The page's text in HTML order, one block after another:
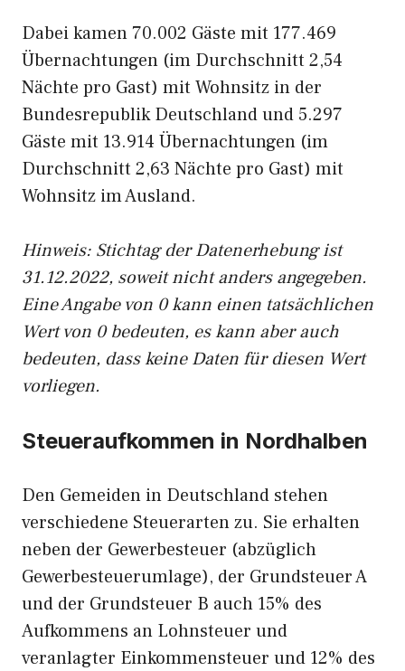
Dabei kamen 70.002 Gäste mit 177.469
Übernachtungen (im Durchschnitt 2,54
Nächte pro Gast) mit Wohnsitz in der
Bundesrepublik Deutschland und 5.297
Gäste mit 13.914 Übernachtungen (im
Durchschnitt 2,63 Nächte pro Gast) mit
Wohnsitz im Ausland.
Hinweis: Stichtag der Datenerhebung ist
31.12.2022, soweit nicht anders angegeben.
Eine Angabe von 0 kann einen tatsächlichen
Wert von 0 bedeuten, es kann aber auch
bedeuten, dass keine Daten für diesen Wert
vorliegen.
Steueraufkommen in Nordhalben
Den Gemeiden in Deutschland stehen
verschiedene Steuerarten zu. Sie erhalten
neben der Gewerbesteuer (abzüglich
Gewerbesteuerumlage), der Grundsteuer A
und der Grundsteuer B auch 15% des
Aufkommens an Lohnsteuer und
veranlagter Einkommensteuer und 12% des